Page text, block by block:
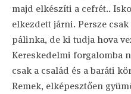
majd elkészíti a cefrét..
elkezdett járni. Persze
pálinka, de ki tudja hova
Kereskedelmi forgalomba
csak a család és a baráti
Remek, elképesztően